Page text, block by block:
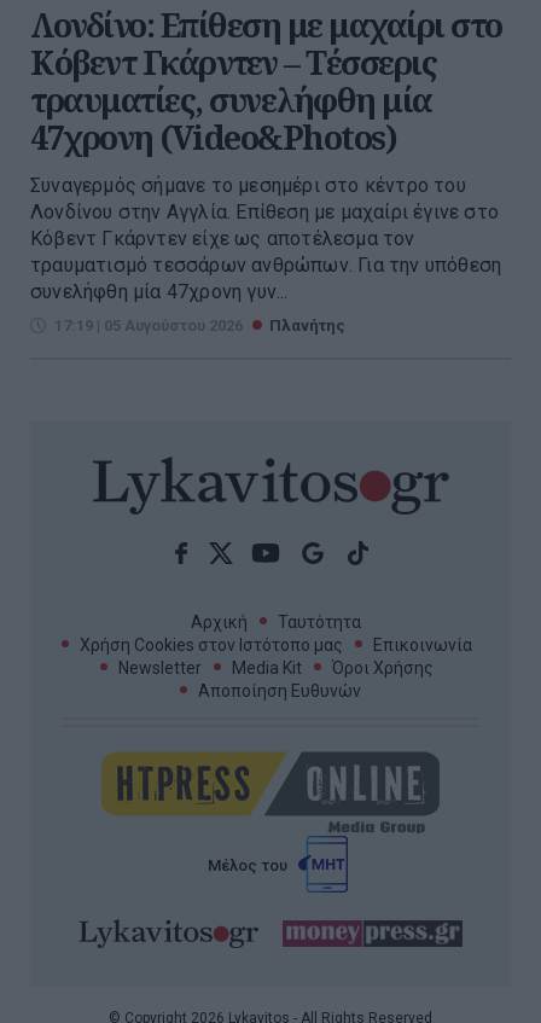
Λονδίνο: Επίθεση με μαχαίρι στο
Κόβεντ Γκάρντεν – Τέσσερις
τραυματίες, συνελήφθη μία
47χρονη (Video&Photos)
Συναγερμός σήμανε το μεσημέρι στο κέντρο του
Λονδίνου στην Αγγλία. Επίθεση με μαχαίρι έγινε στο
Κόβεντ Γκάρντεν είχε ως αποτέλεσμα τον
τραυματισμό τεσσάρων ανθρώπων. Για την υπόθεση
συνελήφθη μία 47χρονη γυν...
17:19 | 05 Αυγούστου 2026 Πλανήτης
Αρχική
Ταυτότητα
Χρήση Cookies στον Ιστότοπο μας
Επικοινωνία
Newsletter
Media Kit
Όροι Χρήσης
Αποποίηση Ευθυνών
Μέλος του
© Copyright 2026 Lykavitos - All Rights Reserved